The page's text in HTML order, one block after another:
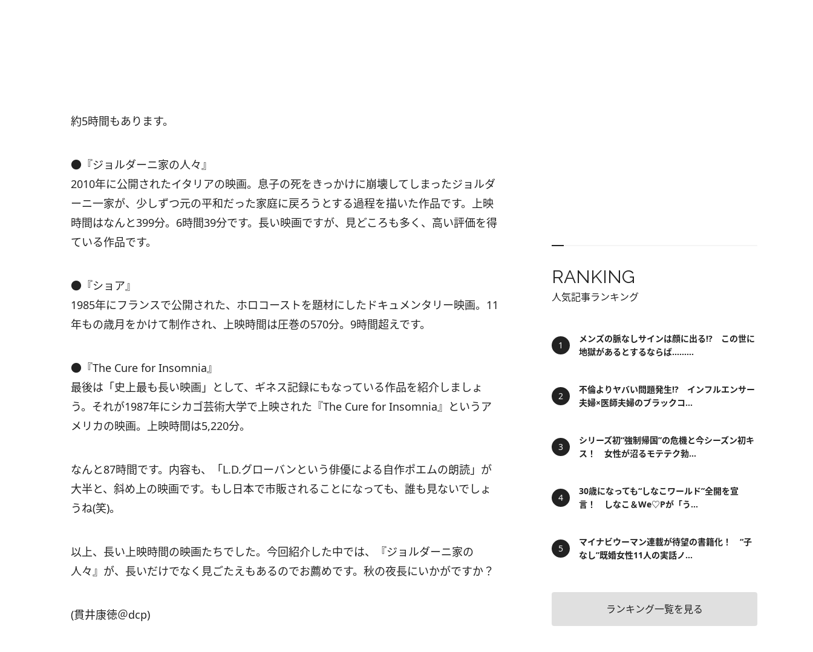
約5時間もあります。
●『ジョルダーニ家の人々』
2010年に公開されたイタリアの映画。息子の死をきっかけに崩壊してしまったジョルダ
ーニ一家が、少しずつ元の平和だった家庭に戻ろうとする過程を描いた作品です。上映
時間はなんと399分。6時間39分です。長い映画ですが、見どころも多く、高い評価を得
ている作品です。
●『ショア』
1985年にフランスで公開された、ホロコーストを題材にしたドキュメンタリー映画。11
年もの歳月をかけて制作され、上映時間は圧巻の570分。9時間超えです。
●『The Cure for Insomnia』
最後は「史上最も長い映画」として、ギネス記録にもなっている作品を紹介しましょ
う。それが1987年にシカゴ芸術大学で上映された『The Cure for Insomnia』というア
メリカの映画。上映時間は5,220分。
なんと87時間です。内容も、「L.D.グローバンという俳優による自作ポエムの朗読」が
大半と、斜め上の映画です。もし日本で市販されることになっても、誰も見ないでしょ
うね(笑)。
以上、長い上映時間の映画たちでした。今回紹介した中では、『ジョルダーニ家の
人々』が、長いだけでなく見ごたえもあるのでお薦めです。秋の夜長にいかがですか？
(貫井康徳＠dcp)
RANKING
人気記事ランキング
メンズの脈なしサインは顔に出る!? この世に
地獄があるとするならば……...
不倫よりヤバい問題発生!? インフルエンサー
夫婦×医師夫婦のブラックコ...
シリーズ初“強制帰国”の危機と今シーズン初キ
ス！ 女性が沼るモテテク勃...
30歳になっても“しなこワールド”全開を宣
言！ しなこ＆We♡Pが「う...
マイナビウーマン連載が待望の書籍化！ “子
なし”既婚女性11人の実話ノ...
ランキング一覧を見る